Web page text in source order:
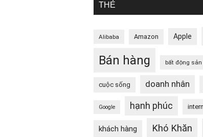
THẺ
Alibaba Amazon Apple
Bán hàng bất động sản
cuộc sống doanh nhân
Google hạnh phúc
khách hàng Khó Khăn